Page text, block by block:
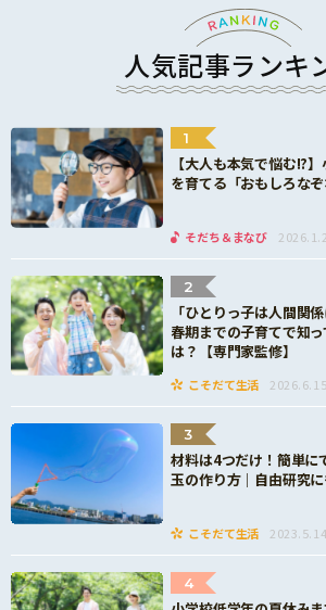
人気記事ランキ
1
【大人も本気で悩む!?
を育てる「おもしろなぞ
そだち＆まなび
2
「ひとりっ子は人間関
春期までの子育てで知
は？【専門家監修】
こそだて生活 2026.6.15
3
材料は4つだけ！簡単に
玉の作り方｜自由研究
こそだて生活 2023.5.14
4